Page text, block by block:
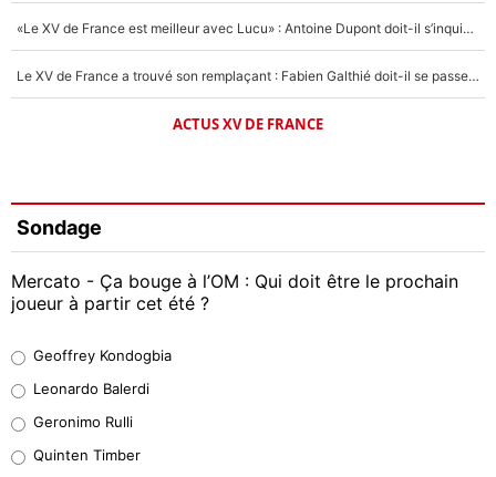
«Le XV de France est meilleur avec Lucu» : Antoine Dupont doit-il s’inquiéter pour sa place ?
Le XV de France a trouvé son remplaçant : Fabien Galthié doit-il se passer d'Antoine Dupont ?
ACTUS XV DE FRANCE
Sondage
Mercato - Ça bouge à l’OM : Qui doit être le prochain
joueur à partir cet été ?
38%
32%
Geoffrey Kondogbia
Leonardo Balerdi
Geronimo Rulli
Quinten Timber